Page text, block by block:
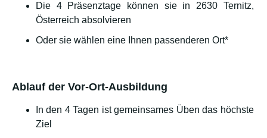
Die 4 Präsenztage können sie in 2630 Ternitz,
Österreich absolvieren
Oder sie wählen eine Ihnen passenderen Ort*
Ablauf der Vor-Ort-Ausbildung
In den 4 Tagen ist gemeinsames Üben das höchste
Ziel